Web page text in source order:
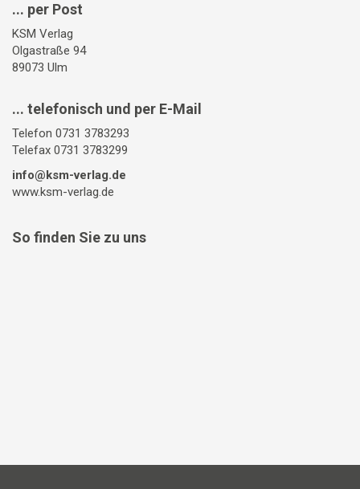
... per Post
KSM Verlag
Olgastraße 94
89073 Ulm
... telefonisch und per E-Mail
Telefon 0731 3783293
Telefax 0731 3783299
info@ksm-verlag.de
www.ksm-verlag.de
So finden Sie zu uns